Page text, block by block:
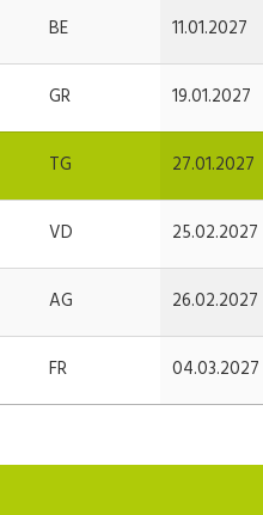
BE 11.01.2027
GR 19.01.2027
TG 27.01.2027
VD 25.02.2027
AG 26.02.2027
FR 04.03.2027